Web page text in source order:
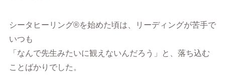
シータヒーリング®︎を始めた頃は、リーディングが苦手で
いつも
「なんで先生みたいに観えないんだろう」と、落ち込む
ことばかりでした。